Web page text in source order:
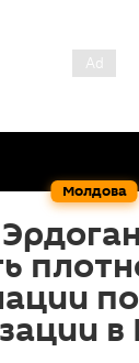
Молдова
по